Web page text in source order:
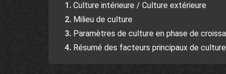
Culture intérieure / Culture extérieure
Milieu de culture
Paramètres de culture en phase de
Résumé des facteurs principaux de